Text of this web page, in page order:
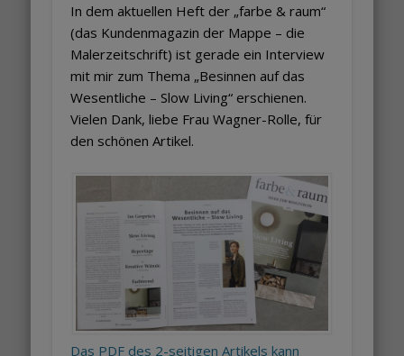
In dem aktuellen Heft der „farbe & raum“
(das Kundenmagazin der Mappe – die
Malerzeitschrift) ist gerade ein Interview
mit mir zum Thema „Besinnen auf das
Wesentliche – Slow Living“ erschienen.
Vielen Dank, liebe Frau Wagner-Rolle, für
den schönen Artikel.
Das PDF des 2-seitigen Artikels kann